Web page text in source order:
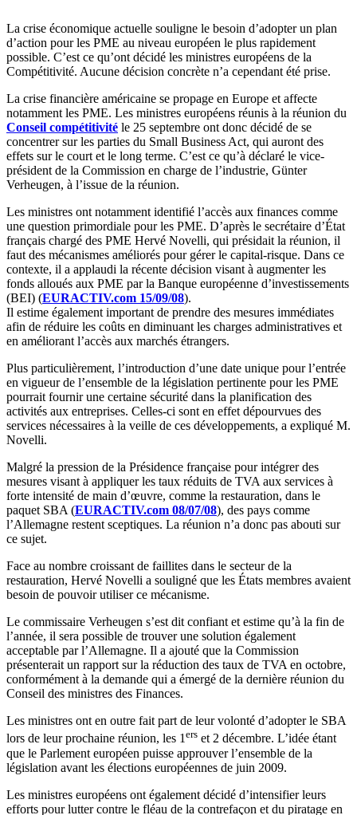
La crise économique actuelle souligne le besoin d’adopter un plan
d’action pour les PME au niveau européen le plus rapidement
possible. C’est ce qu’ont décidé les ministres européens de la
Compétitivité. Aucune décision concrète n’a cependant été prise.
La crise financière américaine se propage en Europe et affecte
notamment les PME. Les ministres européens réunis à la réunion du
Conseil compétitivité le 25 septembre ont donc décidé de se
concentrer sur les parties du Small Business Act, qui auront des
effets sur le court et le long terme. C’est ce qu’à déclaré le vice-
président de la Commission en charge de l’industrie, Günter
Verheugen, à l’issue de la réunion.
Les ministres ont notamment identifié l’accès aux finances comme
une question primordiale pour les PME. D’après le secrétaire d’État
français chargé des PME Hervé Novelli, qui présidait la réunion, il
faut des mécanismes améliorés pour gérer le capital-risque. Dans ce
contexte, il a applaudi la récente décision visant à augmenter les
fonds alloués aux PME par la Banque européenne d’investissements
(BEI) (EURACTIV.com 15/09/08).
Il estime également important de prendre des mesures immédiates
afin de réduire les coûts en diminuant les charges administratives et
en améliorant l’accès aux marchés étrangers.
Plus particulièrement, l’introduction d’une date unique pour l’entrée
en vigueur de l’ensemble de la législation pertinente pour les PME
pourrait fournir une certaine sécurité dans la planification des
activités aux entreprises. Celles-ci sont en effet dépourvues des
services nécessaires à la veille de ces développements, a expliqué M.
Novelli.
Malgré la pression de la Présidence française pour intégrer des
mesures visant à appliquer les taux réduits de TVA aux services à
forte intensité de main d’œuvre, comme la restauration, dans le
paquet SBA (EURACTIV.com 08/07/08), des pays comme
l’Allemagne restent sceptiques. La réunion n’a donc pas abouti sur
ce sujet.
Face au nombre croissant de faillites dans le secteur de la
restauration, Hervé Novelli a souligné que les États membres avaient
besoin de pouvoir utiliser ce mécanisme.
Le commissaire Verheugen s’est dit confiant et estime qu’à la fin de
l’année, il sera possible de trouver une solution également
acceptable par l’Allemagne. Il a ajouté que la Commission
présenterait un rapport sur la réduction des taux de TVA en octobre,
conformément à la demande qui a émergé de la dernière réunion du
Conseil des ministres des Finances.
Les ministres ont en outre fait part de leur volonté d’adopter le SBA
lors de leur prochaine réunion, les 1ers et 2 décembre. L’idée étant
que le Parlement européen puisse approuver l’ensemble de la
législation avant les élections européennes de juin 2009.
Les ministres européens ont également décidé d’intensifier leurs
efforts pour lutter contre le fléau de la contrefaçon et du piratage en